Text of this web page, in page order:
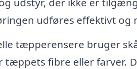
udføres effektivt og
tæpperensere bruger
tæppets fibre eller farver.